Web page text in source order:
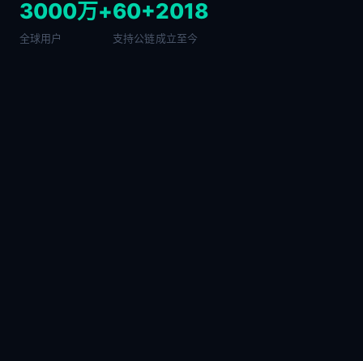
3000万+
全球用户
60+
支持公链
2018
成立至今